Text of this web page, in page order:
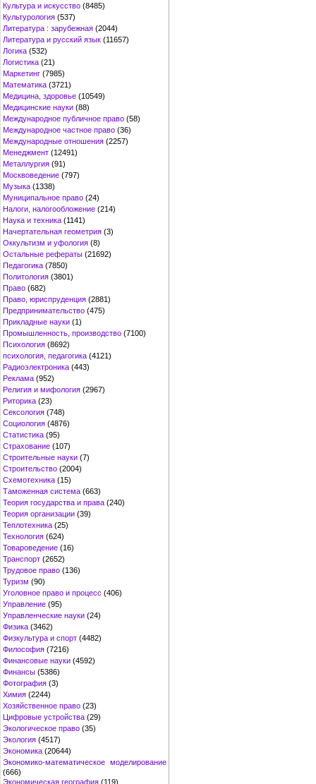
Культура и искусство (8485)
Культурология (537)
Литература : зарубежная (2044)
Литература и русский язык (11657)
Логика (532)
Логистика (21)
Маркетинг (7985)
Математика (3721)
Медицина, здоровье (10549)
Медицинские науки (88)
Международное публичное право (58)
Международное частное право (36)
Международные отношения (2257)
Менеджмент (12491)
Металлургия (91)
Москвоведение (797)
Музыка (1338)
Муниципальное право (24)
Налоги, налогообложение (214)
Наука и техника (1141)
Начертательная геометрия (3)
Оккультизм и уфология (8)
Остальные рефераты (21692)
Педагогика (7850)
Политология (3801)
Право (682)
Право, юриспруденция (2881)
Предпринимательство (475)
Прикладные науки (1)
Промышленность, производство (7100)
Психология (8692)
психология, педагогика (4121)
Радиоэлектроника (443)
Реклама (952)
Религия и мифология (2967)
Риторика (23)
Сексология (748)
Социология (4876)
Статистика (95)
Страхование (107)
Строительные науки (7)
Строительство (2004)
Схемотехника (15)
Таможенная система (663)
Теория государства и права (240)
Теория организации (39)
Теплотехника (25)
Технология (624)
Товароведение (16)
Транспорт (2652)
Трудовое право (136)
Туризм (90)
Уголовное право и процесс (406)
Управление (95)
Управленческие науки (24)
Физика (3462)
Физкультура и спорт (4482)
Философия (7216)
Финансовые науки (4592)
Финансы (5386)
Фотография (3)
Химия (2244)
Хозяйственное право (23)
Цифровые устройства (29)
Экологическое право (35)
Экология (4517)
Экономика (20644)
Экономико-математическое моделирование
(666)
Экономическая география (119)